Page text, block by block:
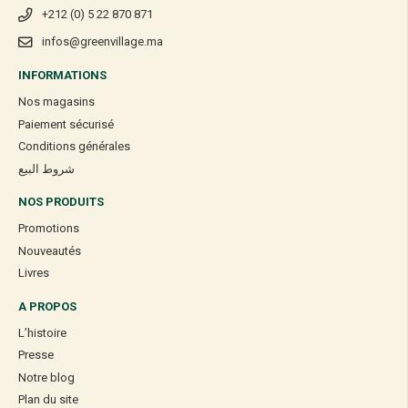
Produits associés
[yith_wc_productslider id=9990000034128] Share on facebook
Share on linkedin
LinkedIn
Share on pinterest
Pinterest
Share on telegram
Telegram
+212 (0) 5 22 870 871
infos@greenvillage.ma
INFORMATIONS
Nos magasins
Paiement sécurisé
Conditions générales
شروط البيع
NOS PRODUITS
Promotions
Nouveautés
Livres
A PROPOS
L’histoire
Presse
Notre blog
Plan du site